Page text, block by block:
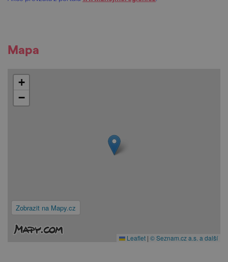
Mapa
Zobrazit na Mapy.cz
+
−
Leaflet | © Seznam.cz a.s. a další